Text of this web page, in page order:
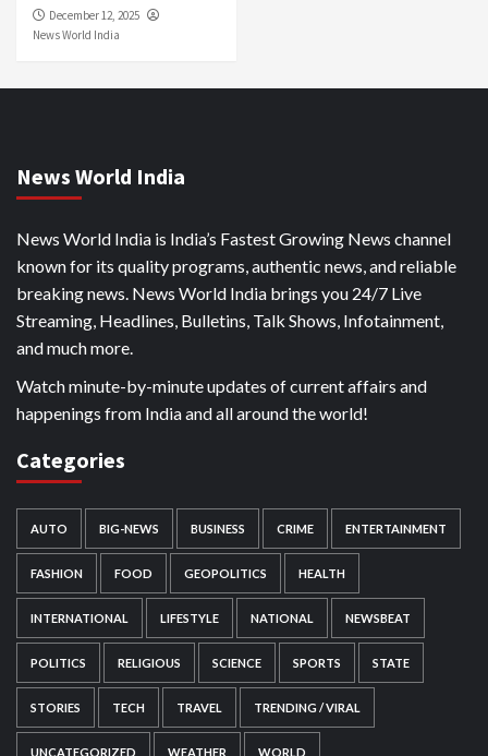
December 12, 2025
News World India
News World India
News World India is India’s Fastest Growing News channel
known for its quality programs, authentic news, and reliable
breaking news. News World India brings you 24/7 Live
Streaming, Headlines, Bulletins, Talk Shows, Infotainment,
and much more.
Watch minute-by-minute updates of current affairs and
happenings from India and all around the world!
Categories
AUTO BIG-NEWS BUSINESS CRIME ENTERTAINMENT
FASHION FOOD GEOPOLITICS HEALTH
INTERNATIONAL LIFESTYLE NATIONAL NEWSBEAT
POLITICS RELIGIOUS SCIENCE SPORTS STATE
STORIES TECH TRAVEL TRENDING / VIRAL
UNCATEGORIZED WEATHER WORLD